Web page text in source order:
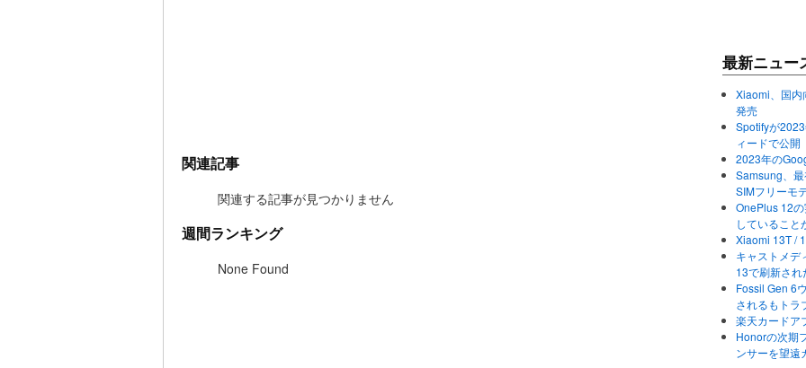
関連記事
関連する記事が見つかりません
週間ランキング
None Found
最新ニュー
Xiaomi、国内
発売
Spotifyが
ィードで公開
2023年の
Samsung、
SIMフリーモ
OnePlus 12
していること
Xiaomi 13T /
キャストメデ
13で刷新さ
Fossil Gen 6
されるもトラ
楽天カードア
Honorの次期
ンサーを望遠